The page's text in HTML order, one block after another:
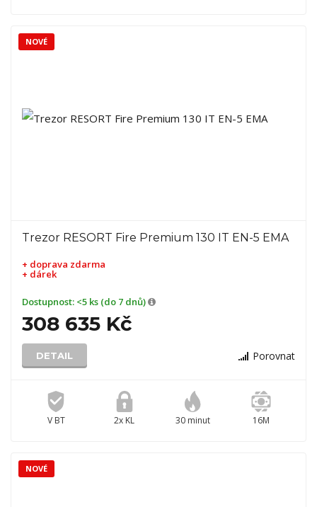
Trezor RESORT Fire Premium 130 IT EN-5 EMA
+ doprava zdarma
+ dárek
Dostupnost: <5 ks (do 7 dnů)
308 635 Kč
DETAIL Porovnat
V BT 2x KL 30 minut 16M
NOVÉ
NOVÉ